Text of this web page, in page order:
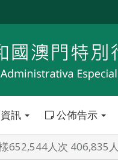
訊 公佈告示
652,544人次 406,835